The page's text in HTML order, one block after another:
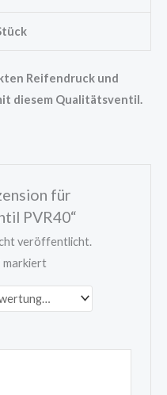
Reifendruck und
diesem Qualitätsventil.
für
PVR40“
veröffentlicht.
markiert